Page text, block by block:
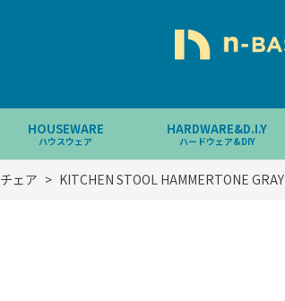
HOUSEWARE
ハウスウェア
HARDWARE&D.I.Y
ハードウェア&DIY
チェア > KITCHEN STOOL HAMMERTONE GRAY